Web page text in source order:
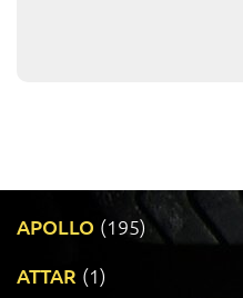
APOLLO (195)
ATTAR (1)